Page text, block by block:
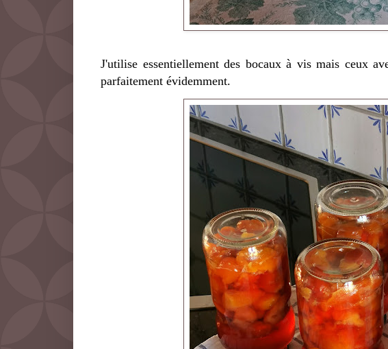
J'utilise essentiellement des bocaux à vis mais ceux
parfaitement évidemment.